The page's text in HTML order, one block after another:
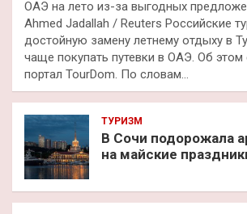
ОАЭ на лето из-за выгодных
Ahmed Jadallah / Reuters Российские
достойную замену летнему отдыху в
чаще покупать путевки в ОАЭ. Об
портал TourDom. По словам…
ТУРИЗМ
В Сочи подорожала
на майские